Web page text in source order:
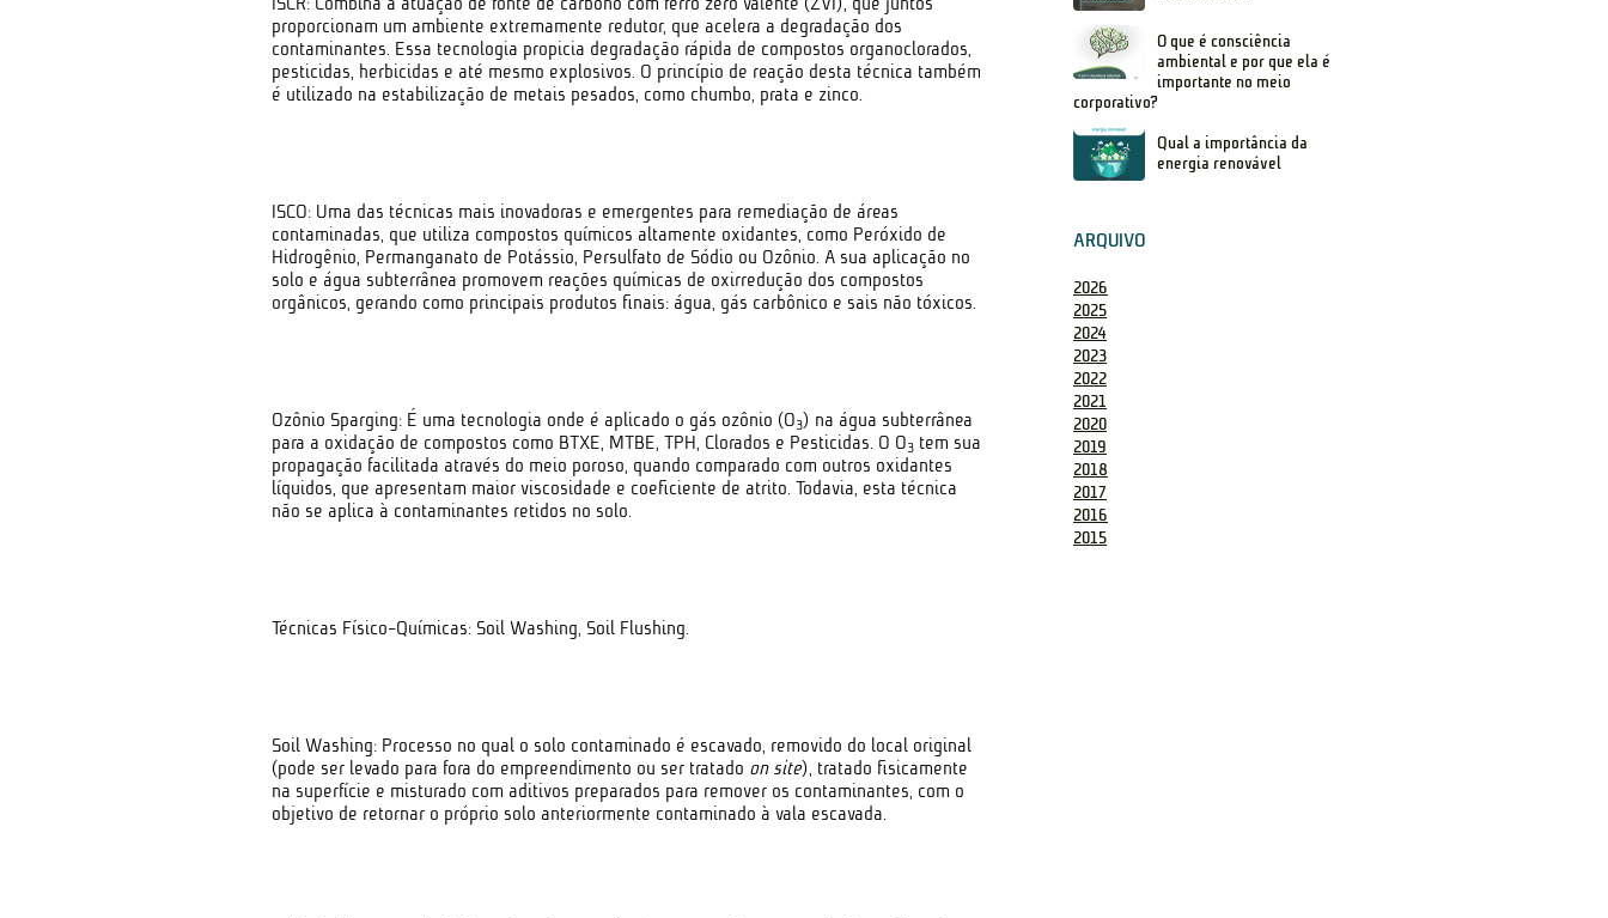
proporcionam um ambiente extremamente redutor, que acelera a degradação dos
contaminantes. Essa tecnologia propicia degradação rápida de compostos organoclorados,
pesticidas, herbicidas e até mesmo explosivos. O princípio de reação desta técnica também
é utilizado na estabilização de metais pesados, como chumbo, prata e zinco.
ISCO: Uma das técnicas mais inovadoras e emergentes para remediação de áreas
contaminadas, que utiliza compostos químicos altamente oxidantes, como Peróxido de
Hidrogênio, Permanganato de Potássio, Persulfato de Sódio ou Ozônio. A sua aplicação no
solo e água subterrânea promovem reações químicas de oxirredução dos compostos
orgânicos, gerando como principais produtos finais: água, gás carbônico e sais não tóxicos.
Ozônio Sparging: É uma tecnologia onde é aplicado o gás ozônio (O3) na água subterrânea
para a oxidação de compostos como BTXE, MTBE, TPH, Clorados e Pesticidas. O O3 tem sua
propagação facilitada através do meio poroso, quando comparado com outros oxidantes
líquidos, que apresentam maior viscosidade e coeficiente de atrito. Todavia, esta técnica
não se aplica à contaminantes retidos no solo.
Técnicas Físico-Químicas: Soil Washing, Soil Flushing.
Soil Washing: Processo no qual o solo contaminado é escavado, removido do local original
(pode ser levado para fora do empreendimento ou ser tratado on site), tratado fisicamente
na superfície e misturado com aditivos preparados para remover os contaminantes, com o
objetivo de retornar o próprio solo anteriormente contaminado à vala escavada.
O que é consciência
ambiental e por que ela é
importante no meio
corporativo?
Qual a importância da
energia renovável
ARQUIVO
2026
2025
2024
2023
2022
2021
2020
2019
2018
2017
2016
2015